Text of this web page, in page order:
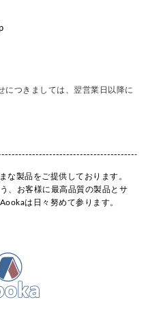
につきましては、翌営業日以降に
な製品をご提供しております。
、お客様に最高品質の製品とサ
は日々努めて参ります。